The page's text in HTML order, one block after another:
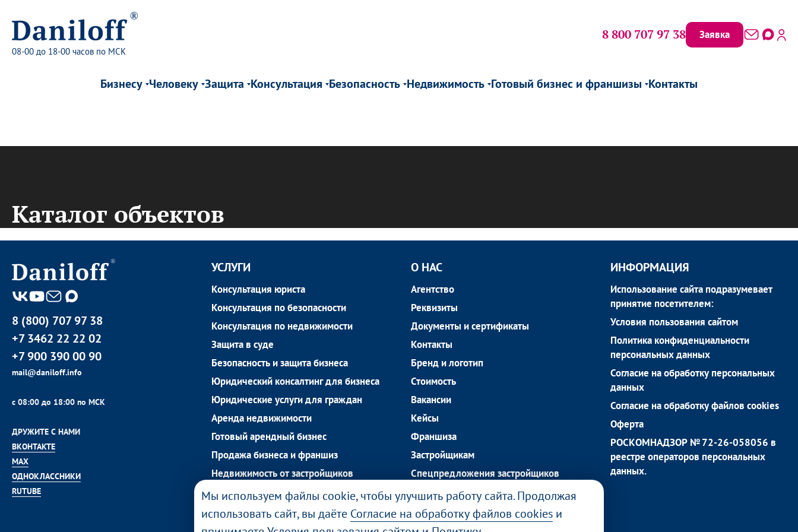
08-00 до 18-00 часов по МСК
8 800 707 97 38 Заявка
Бизнесу Человеку Защита Консультация Безопасность Недвижимость Готовый бизнес и франшизы Контакты
Каталог объектов
Мы используем файлы cookie, чтобы улучшить работу сайта. Продолжая
использовать сайт, вы даёте Согласие на обработку файлов cookies и
8 (800) 707 97 38
+7 3462 22 22 02
+7 900 390 00 90
mail@daniloff.info
с 08:00 до 18:00 по МСК
ДРУЖИТЕ С НАМИ
ВКОНТАКТЕ
MAX
ОДНОКЛАССНИКИ
RUTUBE
УСЛУГИ
Консультация юриста
Консультация по безопасности
Консультация по недвижимости
Защита в суде
Безопасность и защита бизнеса
Юридический консалтинг для бизнеса
Юридические услуги для граждан
Аренда недвижимости
Готовый арендный бизнес
Продажа бизнеса и франшиз
Недвижимость от застройщиков
Коммерческая недвижимость
Зарубежная недвижимость
Реклама
О НАС
Агентство
Реквизиты
Документы и сертификаты
Контакты
Бренд и логотип
Стоимость
Вакансии
Кейсы
Франшиза
Застройщикам
Спецпредложения застройщиков
Блог
ИНФОРМАЦИЯ
Использование сайта подразумевает
принятие посетителем:
Условия пользования сайтом
Политика конфиденциальности
персональных данных
Согласие на обработку персональных
данных
Согласие на обработку файлов cookies
Оферта
РОСКОМНАДЗОР № 72-26-058056 в
реестре операторов персональных
данных.